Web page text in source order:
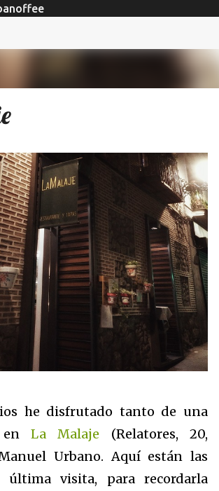
Ir al contenido principal
he disfrutado tanto de una
en La Malaje (Relatores, 20,
Urbano. Aquí están las
visita, para recordarla